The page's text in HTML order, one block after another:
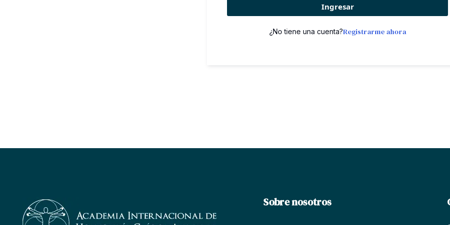
Ingresar
¿No tiene una cuenta?Registrarme ahora
Sobre nosotros